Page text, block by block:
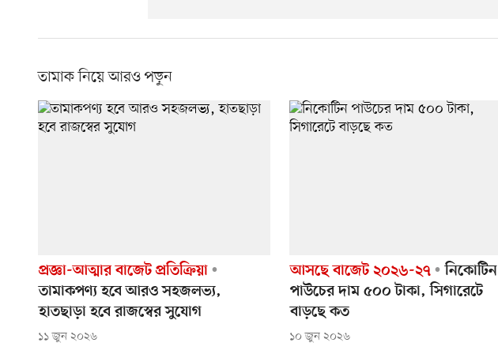
তামাক নিয়ে আরও পড়ুন
প্রজ্ঞা-আত্মার বাজেট প্রতিক্রিয়া
তামাকপণ্য হবে আরও সহজলভ্য,
হাতছাড়া হবে রাজস্বের সুযোগ
১১ জুন ২০২৬
আসছে বাজেট ২০২৬-২৭
নিকোটিন
পাউচের দাম ৫০০ টাকা, সিগারেটে
বাড়ছে কত
১০ জুন ২০২৬